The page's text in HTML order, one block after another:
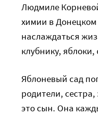
Людмиле
химии в Донецком
наслаждаться
клубнику,
Яблоневый сад
родители,
это сын. Она